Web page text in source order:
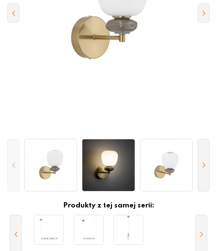
Produkty z tej samej serii: